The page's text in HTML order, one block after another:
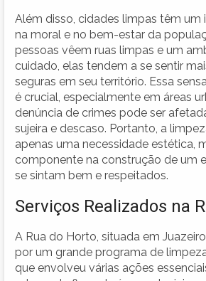
Além disso, cidades limpas têm
na moral e no bem-estar da
pessoas vêem ruas limpas e um
cuidado, elas tendem a se sentir
seguras em seu território. Essa
é crucial, especialmente em áreas
denúncia de crimes pode ser
sujeira e descaso. Portanto, a
apenas uma necessidade estética,
componente na construção de um
se sintam bem e respeitados.
Serviços Realizados na
A Rua do Horto, situada em
por um grande programa de
que envolveu várias ações